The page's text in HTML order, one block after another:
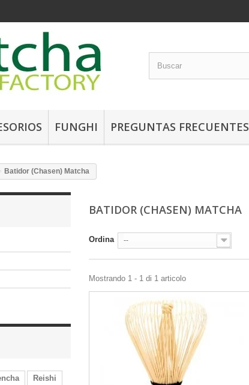
FUNGHI PREGUNTAS FRECUENTES
Batidor (Chasen) Matcha
Reishi
BATIDOR (CHASEN) MATCHA
Ordina --
Mostrando 1 - 1 di 1 articolo